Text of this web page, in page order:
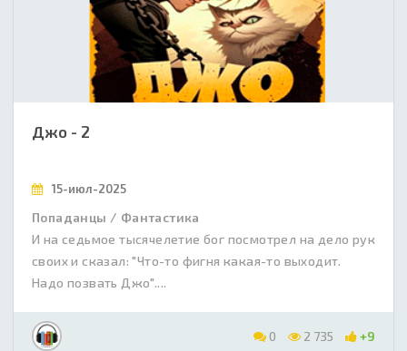
Джо - 2
15-июл-2025
Попаданцы / Фантастика
И на седьмое тысячелетие бог посмотрел на дело рук
своих и сказал: "Что-то фигня какая-то выходит.
Надо позвать Джо"....
0 2 735 +9